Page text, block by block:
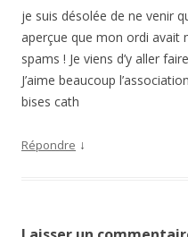
je suis désolée de ne venir
aperçue que mon ordi avait
spams ! Je viens d’y aller
J’aime beaucoup
bises cath
Répondre ↓